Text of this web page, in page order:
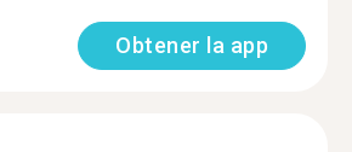
Obtener la app